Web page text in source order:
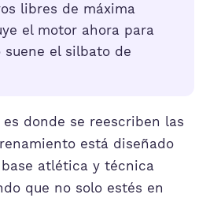
libres de máxima
el motor ahora para
el silbato de
donde se reescriben las
está diseñado
atlética y técnica
que no solo estés en